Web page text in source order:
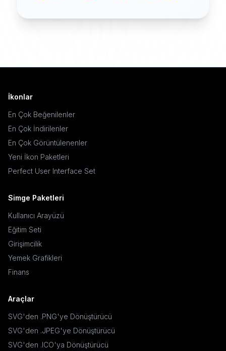
İkonlar
En Çok Beğenilenler
En Çok İndirilenler
En Çok Görüntülenenler
Yeni İkon Paketleri
Perfect User Interface Set
Simge Paketleri
Kullanıcı Arayüzü
Eğitim Seti
Girişimcilik
Yemek Grafikleri
Finans
Araçlar
SVG'den .PNG'ye Dönüştürücü
SVG'den .JPEG'ye Dönüştürücü
SVG'den .ICO'ya Dönüştürücü